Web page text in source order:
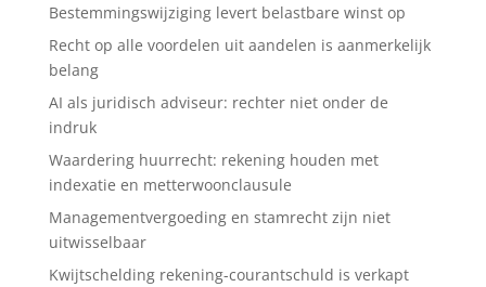
Bestemmingswijziging levert belastbare winst op
Recht op alle voordelen uit aandelen is aanmerkelijk
belang
AI als juridisch adviseur: rechter niet onder de
indruk
Waardering huurrecht: rekening houden met
indexatie en metterwoonclausule
Managementvergoeding en stamrecht zijn niet
uitwisselbaar
Kwijtschelding rekening-courantschuld is verkapt